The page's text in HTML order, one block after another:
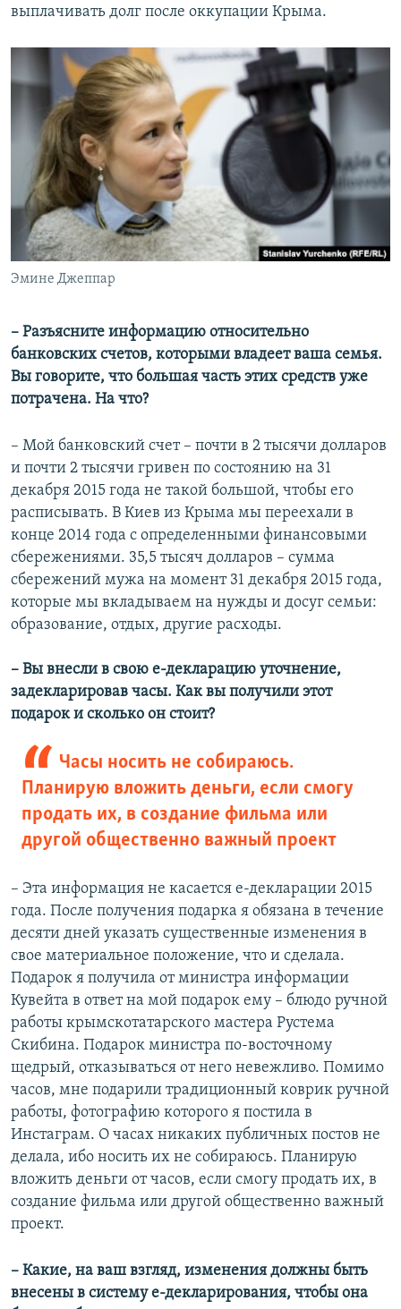
выплачивать долг после оккупации Крыма.
Эмине Джеппар
– Разъясните информацию относительно
банковских счетов, которыми владеет ваша семья.
Вы говорите, что большая часть этих средств уже
потрачена. На что?
– Мой банковский счет – почти в 2 тысячи долларов
и почти 2 тысячи гривен по состоянию на 31
декабря 2015 года не такой большой, чтобы его
расписывать. В Киев из Крыма мы переехали в
конце 2014 года с определенными финансовыми
сбережениями. 35,5 тысяч долларов – сумма
сбережений мужа на момент 31 декабря 2015 года,
которые мы вкладываем на нужды и досуг семьи:
образование, отдых, другие расходы.
– Вы внесли в свою е-декларацию уточнение,
задекларировав часы. Как вы получили этот
подарок и сколько он стоит?
Часы носить не собираюсь.
Планирую вложить деньги, если смогу
продать их, в создание фильма или
другой общественно важный проект
– Эта информация не касается е-декларации 2015
года. После получения подарка я обязана в течение
десяти дней указать существенные изменения в
свое материальное положение, что и сделала.
Подарок я получила от министра информации
Кувейта в ответ на мой подарок ему – блюдо ручной
работы крымскотатарского мастера Рустема
Скибина. Подарок министра по-восточному
щедрый, отказываться от него невежливо. Помимо
часов, мне подарили традиционный коврик ручной
работы, фотографию которого я постила в
Инстаграм. О часах никаких публичных постов не
делала, ибо носить их не собираюсь. Планирую
вложить деньги от часов, если смогу продать их, в
создание фильма или другой общественно важный
проект.
– Какие, на ваш взгляд, изменения должны быть
внесены в систему е-декларирования, чтобы она